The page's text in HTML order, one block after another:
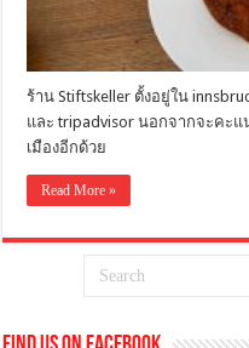
ร้าน Stiftskeller ตั้งอยู่ใน
และ tripadvisor นอกจากจะคะ
เมืองอีกด้วย
Read More »